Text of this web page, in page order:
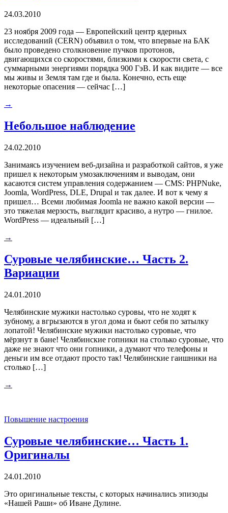
24.03.2010
23 ноября 2009 года — Европейский центр ядерных
исследований (CERN) объявил о том, что впервые на БАК
было проведено столкновение пучков протонов,
двигающихся со скоростями, близкими к скорости света, с
суммарными энергиями порядка 900 ГэВ. И как видите — все
мы живы и Земля там где и была. Конечно, есть еще
некоторые опасения — сейчас […]
→
Небольшое наблюдение
24.02.2010
Занимаясь изучением веб-дизайна и разработкой сайтов, я уже
пришел к некоторым умозаключениям и выводам, они
касаются систем управления содержанием — CMS: PHPNuke,
Joomla, WordPress, DLE, Drupal и так далее. И вот к чему я
пришел… Всеми любимая Joomla не важно какой версии —
это тяжелая мерзость, выглядит красиво, а нутро — гнилое.
WordPress — идеальный […]
→
Суровые челябинские… Часть 2.
Вариации
24.01.2010
Челябинские мужики настолько суровы, что не ходят к
зубному, а вгрызаются в угол дома и бьют себя по затылку
лопатой! Челябинские мужики настолько суровые, что
мёрзнут в бане! Челябинские гопники на столько суровые, что
даже не знают что они гопники, а думают что телефоны и
деньги им все отдают просто так! Челябинские гаишники на
столько […]
→
Повышение настроения
Суровые челябинские… Часть 1.
Оригиналы
24.01.2010
Это оригинальные тексты, с которых начинались эпизоды
«Нашей Раши» об Иване Дулине.